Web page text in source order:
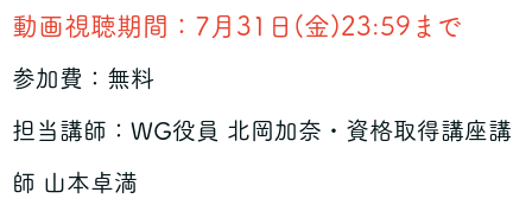
動画視聴期間：7月31日(金)23:59まで
参加費：無料
担当講師：WG役員 北岡加奈・資格取得講座講
師 山本卓満